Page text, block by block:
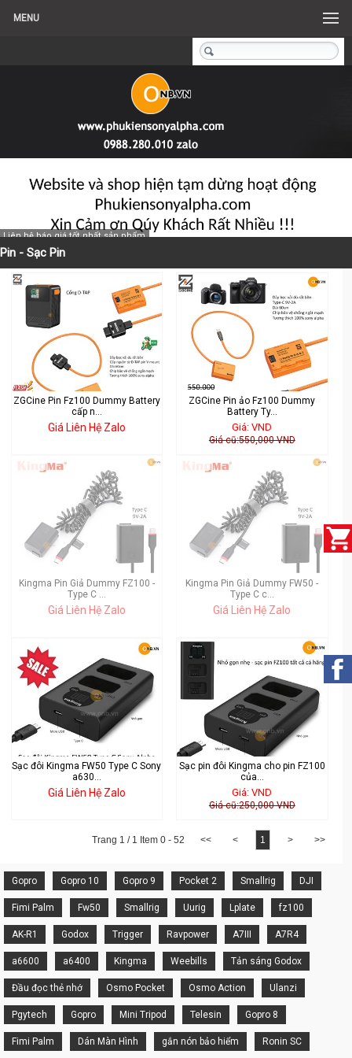
MENU
Liên hệ báo giá tốt nhất sản phẩm
Pin - Sạc Pin
ZGCine Pin Fz100 Dummy Battery
cấp n...
Giá Liên Hệ Zalo
ZGCine Pin ảo Fz100 Dummy
Battery Ty...
Giá: VND
Giá cũ:550,000 VND
Kingma Pin Giả Dummy FZ100 -
Type C ...
Giá Liên Hệ Zalo
Kingma Pin Giả Dummy FW50 -
Type C c...
Giá Liên Hệ Zalo
Sạc đôi Kingma FW50 Type C Sony
a630...
Giá Liên Hệ Zalo
Sạc pin đôi Kingma cho pin FZ100
của...
Giá: VND
Giá cũ:250,000 VND
Trang 1 / 1 Item 0 - 52 << < 1 > >>
Gopro Gopro 10 Gopro 9 Pocket 2 Smallrig DJI
Fimi Palm Fw50 Smallrig Uurig Lplate fz100
AK-R1 Godox Trigger Ravpower A7III A7R4
a6600 a6400 Kingma Weebills Tản sáng Godox
Đầu đọc thẻ nhớ Osmo Pocket Osmo Action Ulanzi
Pgytech Gopro Mini Tripod Telesin Gopro 8
Fimi Palm Dán Màn Hình gắn nón bảo hiểm Ronin SC